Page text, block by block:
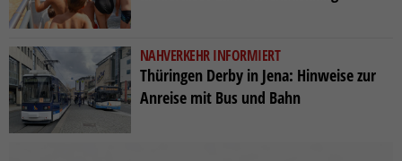
NAHVERKEHR INFORMIERT
Thüringen Derby in Jena: Hinweise zur
Anreise mit Bus und Bahn